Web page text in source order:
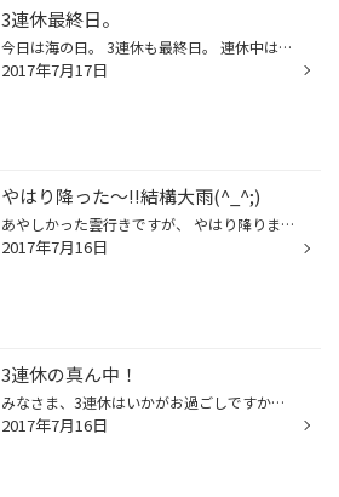
3連休最終日。
今日は海の日。 3連休も最終日。 連休中はオイル交換などみなさまにご来店頂き ありがとうございました!! 今日オイル交換にご来店いただいたお車のワイパーに ちょっと大きな虫を発見！！ ちょっとびくついてしまい写真がぶれてしまいましたが・・ どうやらカミキリムシのようです。 調べてみると「...
2017年7月17日
やはり降った～!!結構大雨(^_^;)
あやしかった雲行きですが、 やはり降りましたねぇ～・・しかも結構大雨・・ 雨の中オイル交換などご来店ありがとうございました（*^_^*） さて午前中にタイヤ交換をしていた86は次のステップ アライメント調整へ！！ 86の走りの性能を充分発揮できるようにと タイヤの減り方も考えて鈴木君が調整し...
2017年7月16日
3連休の真ん中！
みなさま、3連休はいかがお過ごしですか？ 昨日も暑かったですねぇ～(^_^.) 昨日はオイル交換やタイヤ交換など、ご来店ありがとうございました！ 今日も元気に営業しておりますので、 是非お立ち寄り下さいね!(^^)! さてさて、今日は雲行きのアヤシイお天気です。 雨が降りそうな… 雨の日、タイヤの...
2017年7月16日